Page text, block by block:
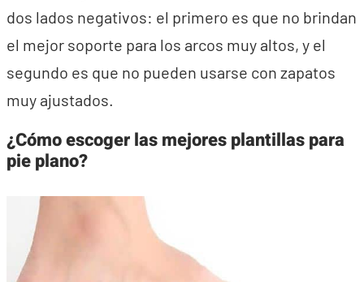
dos lados negativos: el primero es que no brindan
el mejor soporte para los arcos muy altos, y el
segundo es que no pueden usarse con zapatos
muy ajustados.
¿Cómo escoger las mejores plantillas para
pie plano?